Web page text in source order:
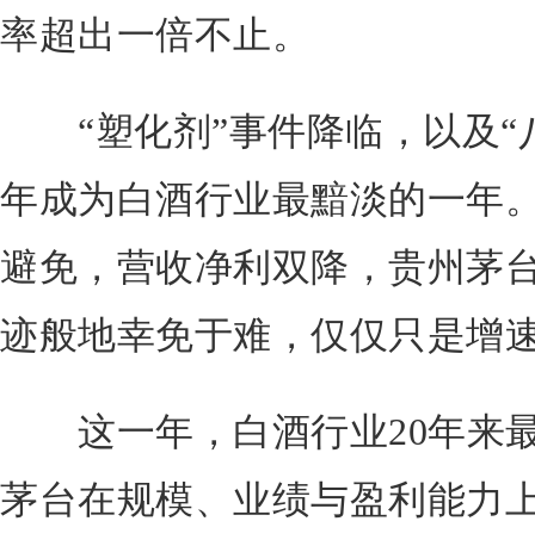
率超出一倍不止。
“塑化剂”事件降临，以及“
年成为白酒行业最黯淡的一年
避免，营收净利双降，贵州茅
迹般地幸免于难，仅仅只是增
这一年，白酒行业20年来
茅台在规模、业绩与盈利能力